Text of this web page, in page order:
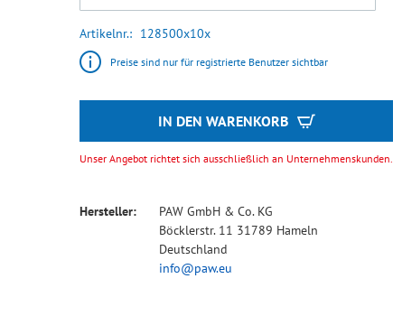
Artikelnr. 128500x10x
Preise sind nur für registrierte Benutzer sichtbar
IN DEN WARENKORB
Unser Angebot richtet sich ausschließlich an Unternehmenskunden.
Hersteller:
PAW GmbH & Co. KG
Böcklerstr. 11 31789 Hameln
Deutschland
info@paw.eu